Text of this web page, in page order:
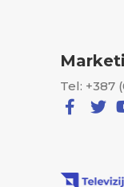
Tel: +387